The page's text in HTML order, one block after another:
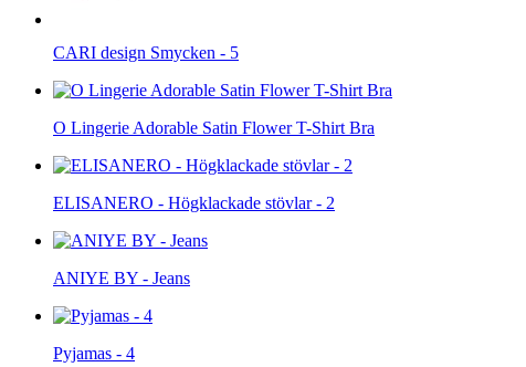
CARI design Smycken - 5
O Lingerie Adorable Satin Flower T-Shirt Bra
ELISANERO - Högklackade stövlar - 2
ANIYE BY - Jeans
Pyjamas - 4